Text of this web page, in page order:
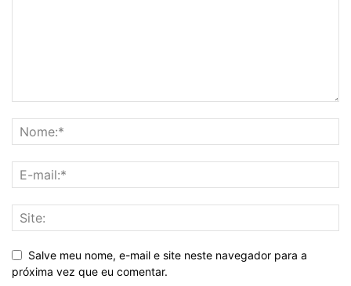
Salve meu nome, e-mail e site neste navegador para a
próxima vez que eu comentar.